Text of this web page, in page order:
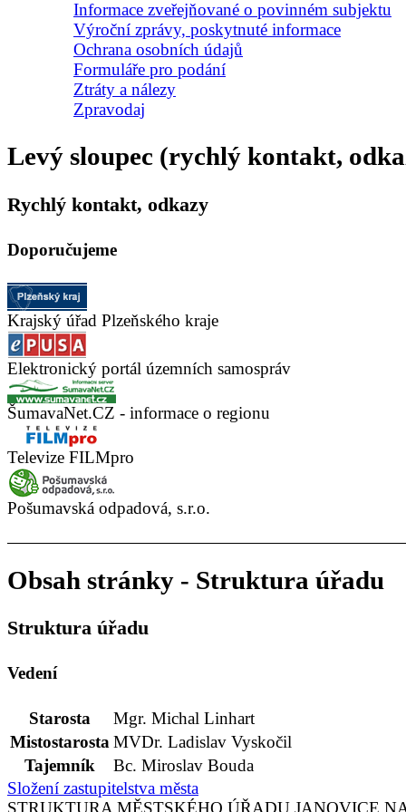
Informace zveřejňované o povinném subjektu
Výroční zprávy, poskytnuté informace
Ochrana osobních údajů
Formuláře pro podání
Ztráty a nálezy
Zpravodaj
Levý sloupec (rychlý kontakt,
Rychlý kontakt, odkazy
Doporučujeme
Krajský úřad Plzeňského kraje
Elektronický portál územních samospráv
ŠumavaNet.CZ - informace o regionu
Televize FILMpro
Pošumavská odpadová, s.r.o.
Obsah stránky - Struktura úřadu
Struktura úřadu
Vedení
Starosta
Mgr. Michal Linhart
MistostarostaMVDr. Ladislav Vyskočil
Tajemník
Bc. Miroslav Bouda
Složení zastupitelstva města